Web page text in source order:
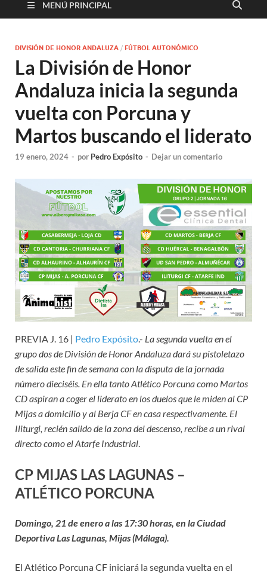
MENÚ PRINCIPAL
DIVISIÓN DE HONOR ANDALUZA / FÚTBOL AUTONÓMICO
La División de Honor
Andaluza inicia la segunda
vuelta con Porcuna y
Martos buscando el liderato
19 enero, 2024 - por Pedro Expósito - Dejar un comentario
PREVIA J. 16 | Pedro Expósito.- La segunda vuelta en el
grupo dos de División de Honor Andaluza dará su pistoletazo
de salida este fin de semana con la disputa de la jornada
número dieciséis. En ella tanto Atlético Porcuna como Martos
CD aspiran a coger el liderato en los duelos que le miden al CP
Mijas a domicilio y al Berja CF en casa respectivamente. El
Iliturgi, recién salido de la zona del descenso, recibe a un rival
directo como el Atarfe Industrial.
CP MIJAS LAS LAGUNAS –
ATLÉTICO PORCUNA
Domingo, 21 de enero a las 17:30 horas, en la Ciudad
Deportiva Las Lagunas, Mijas (Málaga).
El Atlético Porcuna CF iniciará la segunda vuelta en el